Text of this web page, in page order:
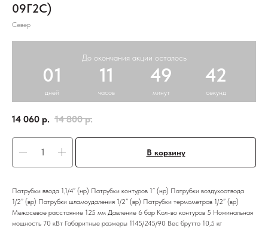
09Г2С)
Север
До окончания акции осталось
01
дней
11
часов
49
минут
42
секунд
14 060 р. 14 800 р.
В корзину
Патрубки ввода 1,1/4” (нр) Патрубки контуров 1” (нр) Патрубки воздухоотвода
1/2” (вр) Патрубки шламоудаления 1/2” (вр) Патрубки термометров 1/2” (вр)
Межосевое расстояние 125 мм Давление 6 бар Кол-во контуров 5 Номинальная
мощность 70 кВт Габаритные размеры 1145/245/90 Вес брутто 10,5 кг